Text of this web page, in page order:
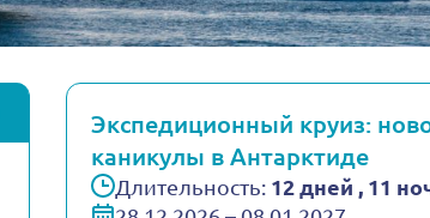
Экспедиционный круиз:
каникулы в Антарктиде
Длительность: 12 дней , 11